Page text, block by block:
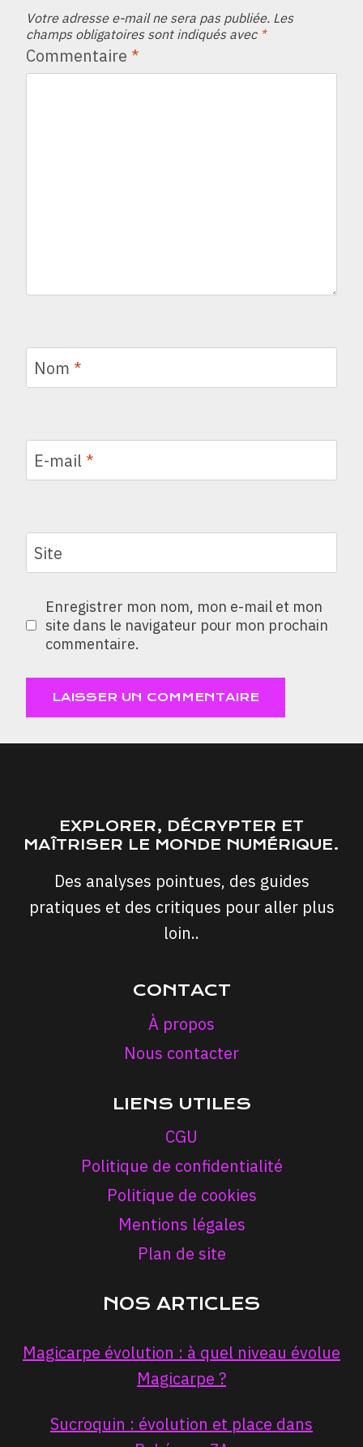
Votre adresse e-mail ne sera pas publiée. Les
champs obligatoires sont indiqués avec *
Commentaire *
Nom *
E-mail *
Site
Enregistrer mon nom, mon e-mail et mon
site dans le navigateur pour mon prochain
commentaire.
EXPLORER, DÉCRYPTER ET
MAÎTRISER LE MONDE NUMÉRIQUE.
Des analyses pointues, des guides
pratiques et des critiques pour aller plus
loin..
CONTACT
À propos
Nous contacter
LIENS UTILES
CGU
Politique de confidentialité
Politique de cookies
Mentions légales
Plan de site
NOS ARTICLES
Magicarpe évolution : à quel niveau évolue
Magicarpe ?
Sucroquin : évolution et place dans